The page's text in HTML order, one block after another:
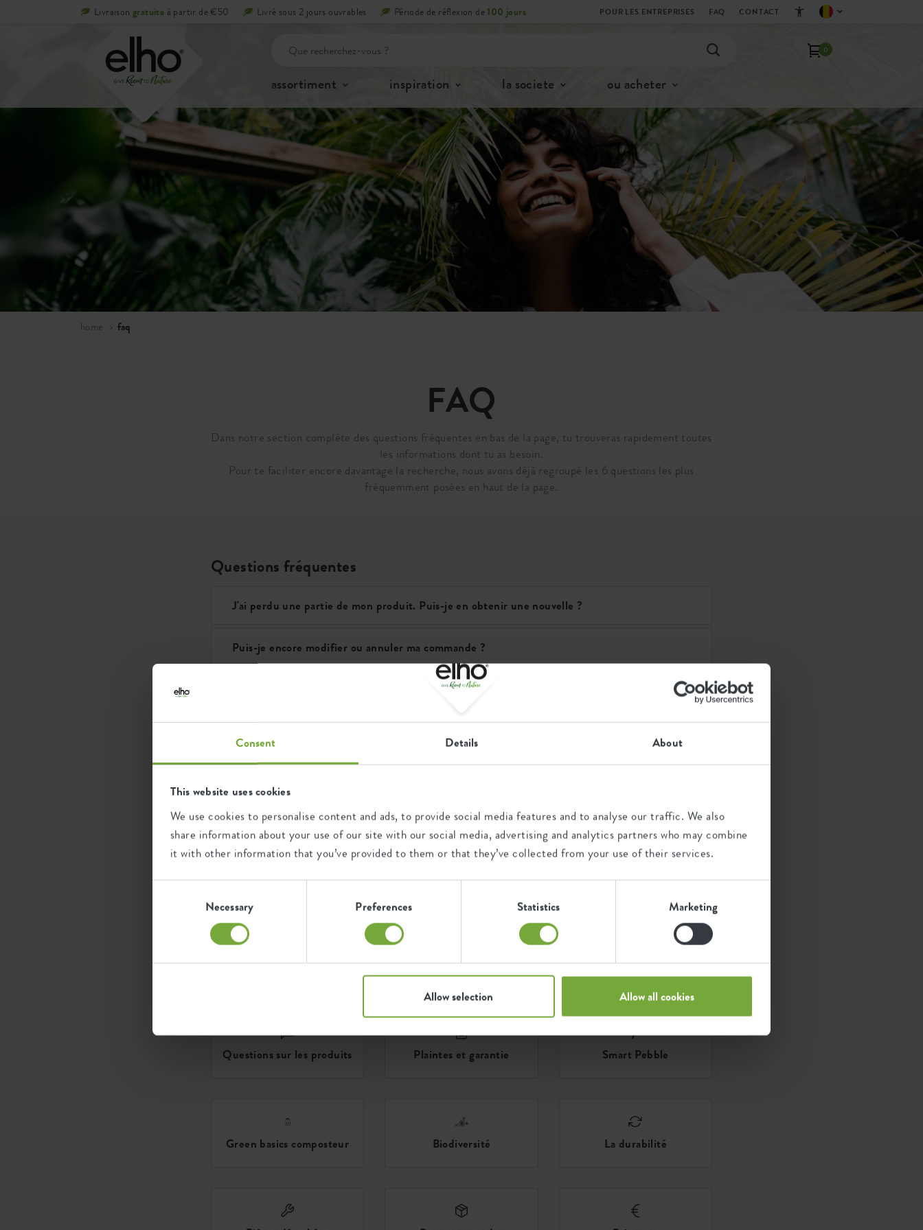
Consent Details About
This website uses cookies
We use cookies to personalise content and ads, to provide social media features and to analyse our traffic. We also
share information about your use of our site with our social media, advertising and analytics partners who may combine
it with other information that you’ve provided to them or that they’ve collected from your use of their services.
Necessary Preferences Statistics Marketing
Allow selection Allow all cookies
Livraison gratuite à partir de €50 Livré sous 2 jours ouvrables Période de réflexion de100 jours POUR LES ENTREPRISES FAQ CONTACT
0
assortiment inspiration la societe ou acheter
home faq
FAQ
Dans notre section complète des questions fréquentes en bas de la page, tu trouveras rapidement toutes
les informations dont tu as besoin.
Pour te faciliter encore davantage la recherche, nous avons déjà regroupé les 6 questions les plus
fréquemment posées en haut de la page.
Questions fréquentes
J'ai perdu une partie de mon produit. Puis-je en obtenir une nouvelle ?
Puis-je encore modifier ou annuler ma commande ?
Dans quels pays elho livre-t-elle ?
Rechercher dans la FAQ
Questions sur les produits Plaintes et garantie Smart Pebble
Green basics composteur Biodiversité La durabilité